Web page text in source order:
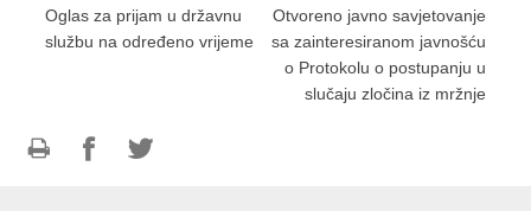
Oglas za prijam u državnu
službu na određeno vrijeme
Otvoreno javno savjetovanje
sa zainteresiranom javnošću
o Protokolu o postupanju u
slučaju zločina iz mržnje